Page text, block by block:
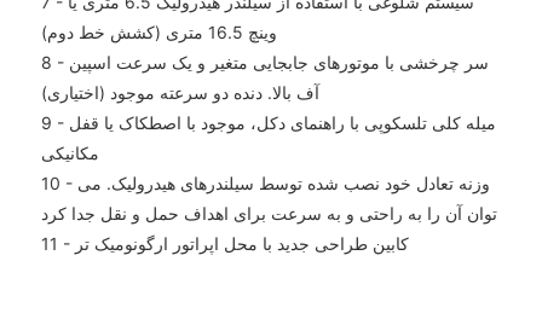
وینچ 16.5 متری (کشش خط دوم)
8 - سر چرخشی با موتورهای جابجایی متغیر و یک سرعت اسپین
آف بالا. دنده دو سرعته موجود (اختیاری)
9 - میله کلی تلسکوپی با راهنمای دکل، موجود با اصطکاک یا قفل
مکانیکی
10 - وزنه تعادل خود نصب شده توسط سیلندرهای هیدرولیک. می
توان آن را به راحتی و به سرعت برای اهداف حمل و نقل جدا کرد
11 - کابین طراحی جدید با محل اپراتور ارگونومیک تر